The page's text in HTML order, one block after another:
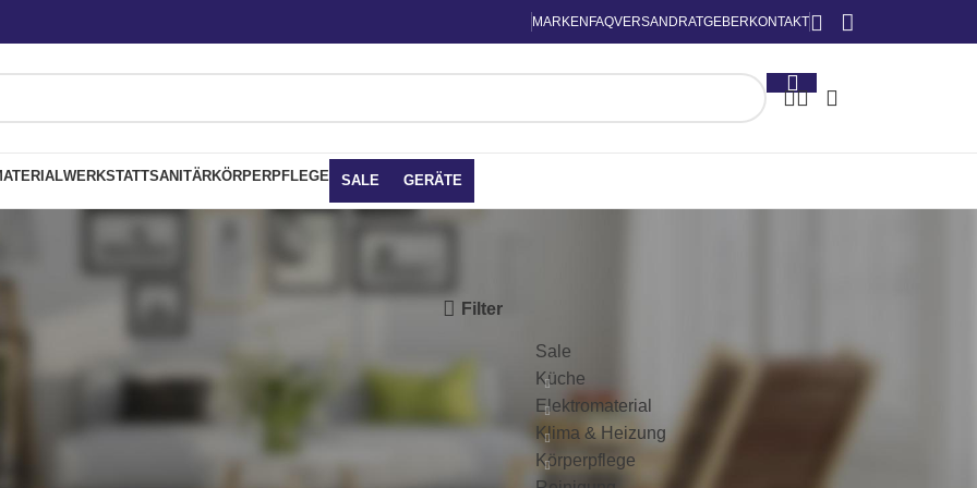
MARKEN FAQVERSAND RATGEBER KONTAKT
WERKSTATTSANITÄRKÖRPERPFLEGE SALE GERÄTE
Filter
Sale
Küche
Elektromaterial
Klima & Heizung
Körperpflege